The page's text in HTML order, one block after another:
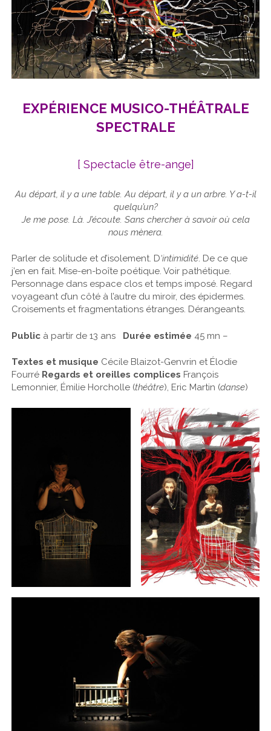
EXPÉRIENCE MUSICO-THÉÂTRALE
SPECTRALE
[ Spectacle être-ange]
Au départ, il y a une table. Au départ, il y a un arbre. Y a-t-il
quelqu’un?
Je me pose. Là. J’écoute. Sans chercher à savoir où cela
nous mènera.
Parler de solitude et d’isolement. D‘intimidité. De ce que
j’en en fait. Mise-en-boîte poétique. Voir pathétique.
Personnage dans espace clos et temps imposé. Regard
voyageant d’un côté à l’autre du miroir, des épidermes.
Croisements et fragmentations étranges. Dérangeants.
Publicà partir de 13 ans Durée estimée 45 mn –
Textes et musique Cécile Blaizot-Genvrin et Élodie
Fourré Regards et oreilles complices François
Lemonnier, Émilie Horcholle (théâtre), Eric Martin (danse)